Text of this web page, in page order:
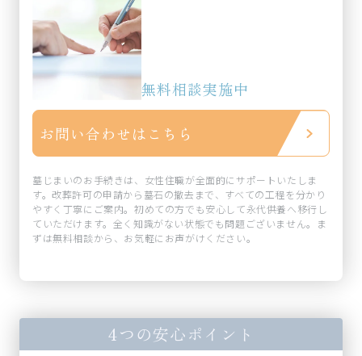
無料相談実施中
お問い合わせはこちら
墓じまいのお手続きは、女性住職が全面的にサポートいたしま
す。改葬許可の申請から墓石の撤去まで、すべての工程を分かり
やすく丁寧にご案内。初めての方でも安心して永代供養へ移行し
ていただけます。全く知識がない状態でも問題ございません。ま
ずは無料相談から、お気軽にお声がけください。
4つの安心ポイント